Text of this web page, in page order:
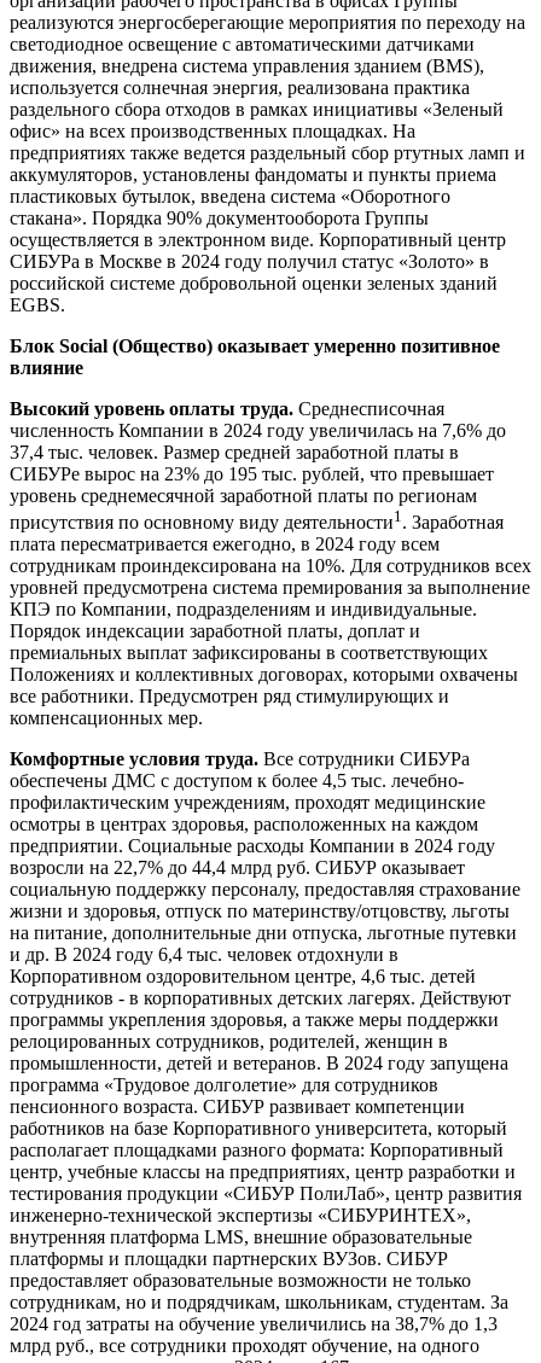
реализуются энергосберегающие мероприятия по переходу на
светодиодное освещение с автоматическими датчиками
движения, внедрена система управления зданием (BMS),
используется солнечная энергия, реализована практика
раздельного сбора отходов в рамках инициативы «Зеленый
офис» на всех производственных площадках. На
предприятиях также ведется раздельный сбор ртутных ламп и
аккумуляторов, установлены фандоматы и пункты приема
пластиковых бутылок, введена система «Оборотного
стакана». Порядка 90% документооборота Группы
осуществляется в электронном виде. Корпоративный центр
СИБУРа в Москве в 2024 году получил статус «Золото» в
российской системе добровольной оценки зеленых зданий
EGBS.
Блок Social (Общество) оказывает умеренно позитивное
влияние
Высокий уровень оплаты труда. Среднесписочная
численность Компании в 2024 году увеличилась на 7,6% до
37,4 тыс. человек. Размер средней заработной платы в
СИБУРе вырос на 23% до 195 тыс. рублей, что превышает
уровень среднемесячной заработной платы по регионам
присутствия по основному виду деятельности1 . Заработная
плата пересматривается ежегодно, в 2024 году всем
сотрудникам проиндексирована на 10%. Для сотрудников всех
уровней предусмотрена система премирования за выполнение
КПЭ по Компании, подразделениям и индивидуальные.
Порядок индексации заработной платы, доплат и
премиальных выплат зафиксированы в соответствующих
Положениях и коллективных договорах, которыми охвачены
все работники. Предусмотрен ряд стимулирующих и
компенсационных мер.
Комфортные условия труда. Все сотрудники СИБУРа
обеспечены ДМС с доступом к более 4,5 тыс. лечебно-
профилактическим учреждениям, проходят медицинские
осмотры в центрах здоровья, расположенных на каждом
предприятии. Социальные расходы Компании в 2024 году
возросли на 22,7% до 44,4 млрд руб. СИБУР оказывает
социальную поддержку персоналу, предоставляя страхование
жизни и здоровья, отпуск по материнству/отцовству, льготы
на питание, дополнительные дни отпуска, льготные путевки
и др. В 2024 году 6,4 тыс. человек отдохнули в
Корпоративном оздоровительном центре, 4,6 тыс. детей
сотрудников - в корпоративных детских лагерях. Действуют
программы укрепления здоровья, а также меры поддержки
релоцированных сотрудников, родителей, женщин в
промышленности, детей и ветеранов. В 2024 году запущена
программа «Трудовое долголетие» для сотрудников
пенсионного возраста. СИБУР развивает компетенции
работников на базе Корпоративного университета, который
располагает площадками разного формата: Корпоративный
центр, учебные классы на предприятиях, центр разработки и
тестирования продукции «СИБУР ПолиЛаб», центр развития
инженерно-технической экспертизы «СИБУРИНТЕХ»,
внутренняя платформа LMS, внешние образовательные
платформы и площадки партнерских ВУЗов. СИБУР
предоставляет образовательные возможности не только
сотрудникам, но и подрядчикам, школьникам, студентам. За
2024 год затраты на обучение увеличились на 38,7% до 1,3
млрд руб., все сотрудники проходят обучение, на одного